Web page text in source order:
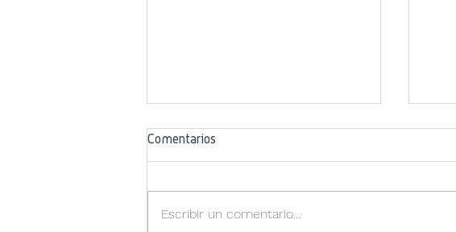
Comentarios
Escribir un comentario...